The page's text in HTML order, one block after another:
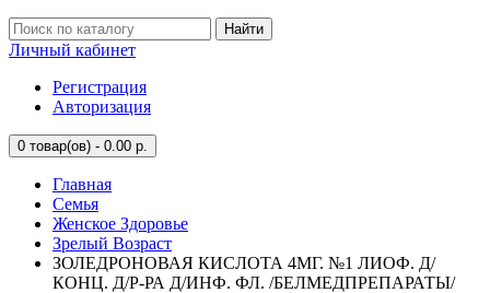
Найти
Личный кабинет
Регистрация
Авторизация
0 товар(ов) - 0.00 р.
Главная
Семья
Женское Здоровье
Зрелый Возраст
ЗОЛЕДРОНОВАЯ КИСЛОТА 4МГ. №1 ЛИОФ. Д/
КОНЦ. Д/Р-РА Д/ИНФ. ФЛ. /БЕЛМЕДПРЕПАРАТЫ/